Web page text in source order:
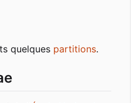
quelques partitions.